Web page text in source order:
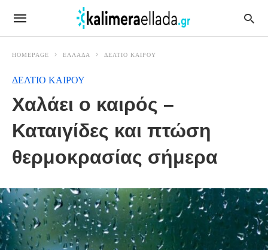
HOMEPAGE ΕΛΛΑΔΑ ΔΕΛΤΙΟ ΚΑΙΡΟΥ
ΔΕΛΤΙΟ ΚΑΙΡΟΥ
Χαλάει ο καιρός –
Καταιγίδες και πτώση
θερμοκρασίας σήμερα